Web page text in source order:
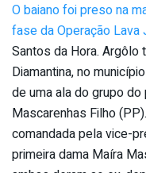
O baiano foi preso na
fase da Operação Lava
Santos da Hora. Argôlo
Diamantina, no
de uma ala do grupo
Mascarenhas Filho
comandada pela vice-
primeira dama Maíra